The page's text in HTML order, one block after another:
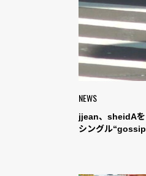
NEWS
jjean、sheidAを
シングル